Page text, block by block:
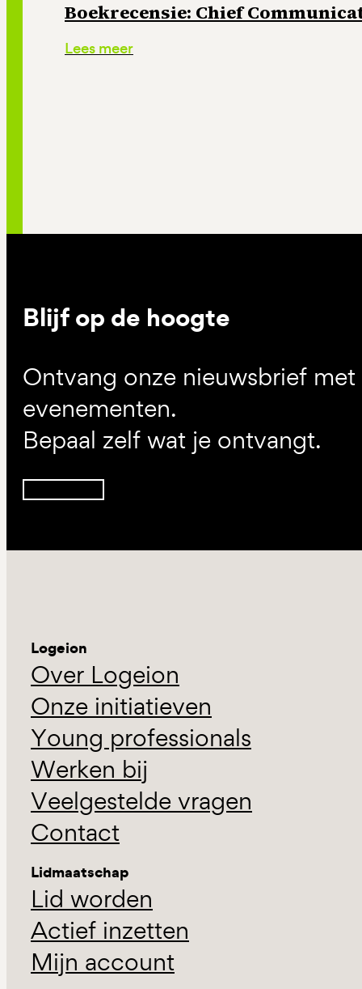
Boekrecensie: Chief
Lees meer
Blijf op de hoogte
Ontvang onze nieuwsbrief
evenementen.
Bepaal zelf wat je ontvangt.
Logeion
Over Logeion
Onze initiatieven
Young professionals
Werken bij
Veelgestelde vragen
Contact
Lidmaatschap
Lid worden
Actief inzetten
Mijn account